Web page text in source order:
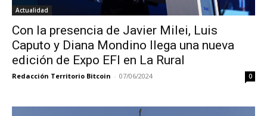
Actualidad
Con la presencia de Javier Milei, Luis
Caputo y Diana Mondino llega una nueva
edición de Expo EFI en La Rural
Redacción Territorio Bitcoin - 07/06/2024 0